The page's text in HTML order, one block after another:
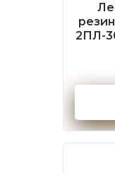
2ПЛ-